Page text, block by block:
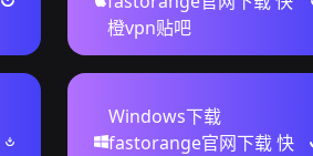
橙vpn贴吧
Windows下载
fastorange官网下载 快